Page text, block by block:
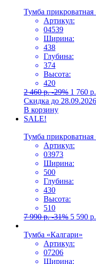
Тумба
Артикул:
04539
Ширина:
438
Глубина:
374
Высота:
420
2 460р. -29% 1 760 р.
Скидка до 28.09.2026
В корзину
SALE!
Тумба
Артикул:
03973
Ширина:
500
Глубина:
430
Высота:
510
7 990р. -31% 5 590 р.
Тумба «Калгари»
Артикул:
07206
Ширина: